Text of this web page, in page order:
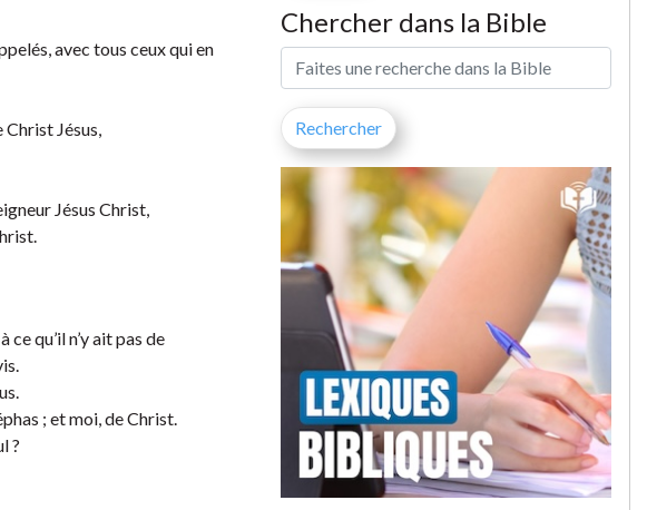
avec tous ceux qui en
Jésus,
Jésus Christ,
qu’il n’y ait pas de
; et moi, de Christ.
?
Chercher dans la Bible